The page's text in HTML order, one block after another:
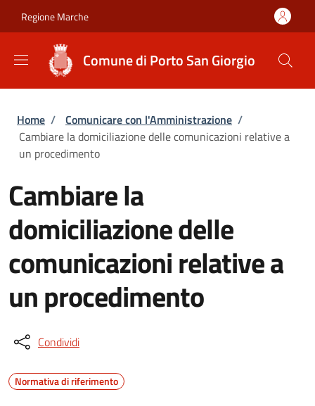
Regione Marche
Comune di Porto San Giorgio
Briciole di pane
Home / Comunicare con l'Amministrazione /
Cambiare la domiciliazione delle comunicazioni relative a
un procedimento
Cambiare la
domiciliazione delle
comunicazioni relative a
un procedimento
Condividi
Normativa di riferimento